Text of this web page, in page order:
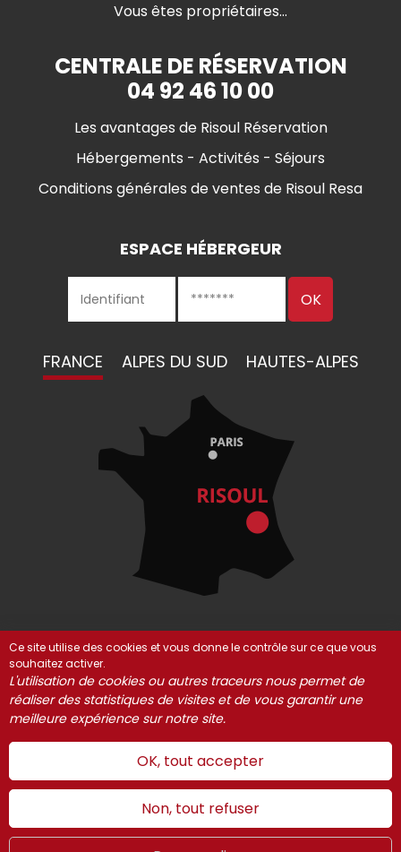
Vous êtes propriétaires...
CENTRALE DE RÉSERVATION
04 92 46 10 00
Les avantages de Risoul Réservation
Hébergements - Activités - Séjours
Conditions générales de ventes de Risoul Resa
ESPACE HÉBERGEUR
FRANCE ALPES DU SUD HAUTES-ALPES
© Risoul 2021-2025 Mentions Légales
Partenaires
Gestion des cookies
Ce site utilise des cookies et vous donne le contrôle sur ce que vous
souhaitez activer.
L'utilisation de cookies ou autres traceurs nous permet de
réaliser des statistiques de visites et de vous garantir une
meilleure expérience sur notre site.
OK, tout accepter
Non, tout refuser